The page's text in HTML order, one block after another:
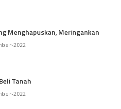
Menghapuskan, Meringankan
2022
Tanah
2022